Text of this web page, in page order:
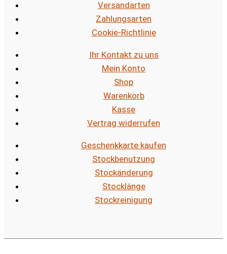
Versandarten
Zahlungsarten
Cookie-Richtlinie
Ihr Kontakt zu uns
Mein Konto
Shop
Warenkorb
Kasse
Vertrag widerrufen
Geschenkkarte kaufen
Stockbenutzung
Stockänderung
Stocklänge
Stockreinigung